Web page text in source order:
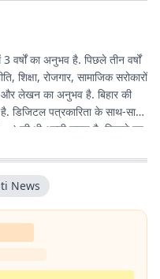
वर्षों का अनुभव है. पिछले तीन वर्षों
शिक्षा, रोजगार, सामाजिक सरोकारों
और लेखन का अनुभव है. बिहार की
है. डिजिटल पत्रकारिता के साथ-साथ
की भी अच्छी समझ है, जिससे वह
में दक्ष हैं. तथ्यपरक, विश्वसनीय
कार्यशैली है.
News